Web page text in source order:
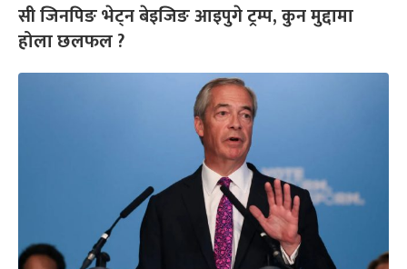
सी जिनपिङ भेट्न बेइजिङ आइपुगे ट्रम्प, कुन मुद्दामा
होला छलफल ?